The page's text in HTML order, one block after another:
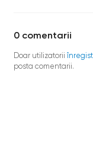
0 comentarii
Doar utilizatorii
posta comentarii.